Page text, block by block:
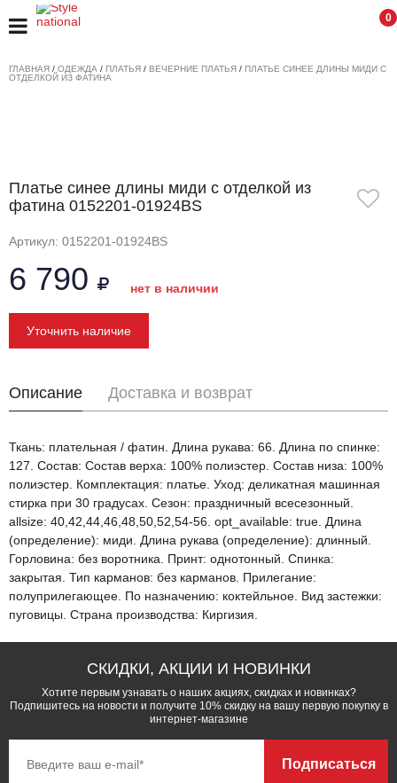
0
ГЛАВНАЯ / ОДЕЖДА / ПЛАТЬЯ / ВЕЧЕРНИЕ ПЛАТЬЯ / ПЛАТЬЕ СИНЕЕ ДЛИНЫ МИДИ С
ОТДЕЛКОЙ ИЗ ФАТИНА
Платье синее длины миди с отделкой из
фатина 0152201-01924BS
Артикул: 0152201-01924BS
6 790 нет в наличии
Уточнить наличие
Описание Доставка и возврат
Ткань: плательная / фатин. Длина рукава: 66. Длина по спинке:
127. Состав: Состав верха: 100% полиэстер. Состав низа: 100%
полиэстер. Комплектация: платье. Уход: деликатная машинная
стирка при 30 градусах. Сезон: праздничный всесезонный.
allsize: 40,42,44,46,48,50,52,54-56. opt_available: true. Длина
(определение): миди. Длина рукава (определение): длинный.
Горловина: без воротника. Принт: однотонный. Спинка:
закрытая. Тип карманов: без карманов. Прилегание:
полуприлегающее. По назначению: коктейльное. Вид застежки:
пуговицы. Страна производства: Киргизия.
СКИДКИ, АКЦИИ И НОВИНКИ
Хотите первым узнавать о наших акциях, скидках и новинках?
Подпишитесь на новости и получите 10% скидку на вашу первую покупку в
интернет-магазине
Подписаться